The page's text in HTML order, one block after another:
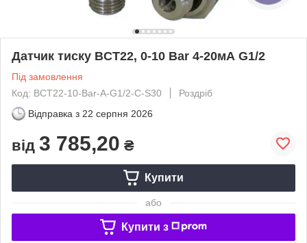
Датчик тиску BCT22, 0-10 Bar 4-20мА G1/2
Під замовлення
Код: BCT22-10-Bar-A-G1/2-C-S30
Роздріб
Відправка з 22 серпня 2026
від 3 785,20 ₴
Купити
або
Купити з